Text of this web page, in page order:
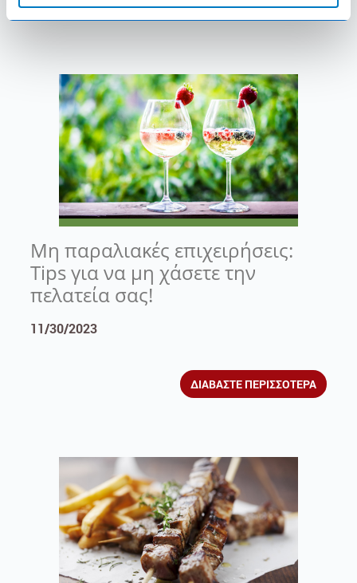
Μη παραλιακές επιχειρήσεις:
Tips για να μη χάσετε την
πελατεία σας!
11/30/2023
ΔΙΑΒΑΣΤΕ ΠΕΡΙΣΣΟΤΕΡΑ